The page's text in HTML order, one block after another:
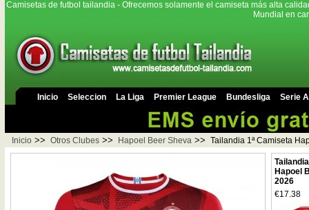
Camisetas de futbol tailandia - Ofrecemos solamente el camiseta más alta
Mundial en
Inicio Seleccion La Liga Premier League Bundesliga Serie A
Inicio >> Otros Clubes >> Hapoel Beer Sheva >> Tailandia 1ª Camiseta
Hapoel
2026
€17.38